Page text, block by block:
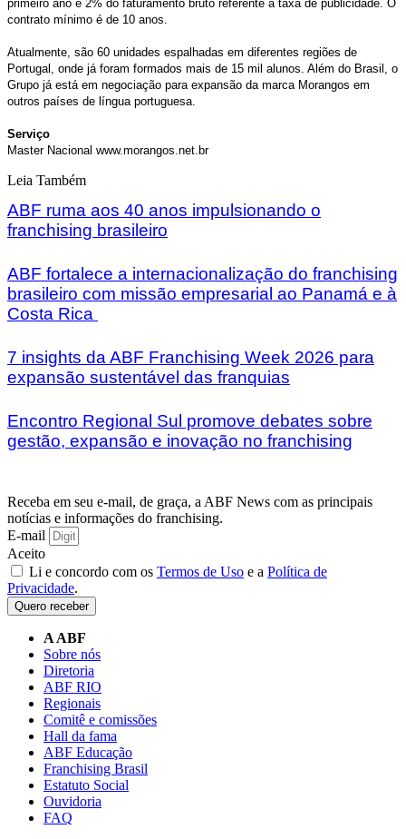
primeiro ano e 2% do faturamento bruto referente a taxa de publicidade. O
contrato mínimo é de 10 anos.
Atualmente, são 60 unidades espalhadas em diferentes regiões de
Portugal, onde já foram formados mais de 15 mil alunos. Além do Brasil, o
Grupo já está em negociação para expansão da marca Morangos em
outros países de língua portuguesa.
Serviço
Master Nacional www.morangos.net.br
Leia Também
ABF ruma aos 40 anos impulsionando o
franchising brasileiro
ABF fortalece a internacionalização do franchising
brasileiro com missão empresarial ao Panamá e à
Costa Rica
7 insights da ABF Franchising Week 2026 para
expansão sustentável das franquias
Encontro Regional Sul promove debates sobre
gestão, expansão e inovação no franchising
Receba em seu e-mail, de graça, a ABF News com as principais
notícias e informações do franchising.
E-mail
Aceito
Li e concordo com os Termos de Uso e a Política de
Privacidade.
Quero receber
A ABF
Sobre nós
Diretoria
ABF RIO
Regionais
Comitê e comissões
Hall da fama
ABF Educação
Franchising Brasil
Estatuto Social
Ouvidoria
FAQ